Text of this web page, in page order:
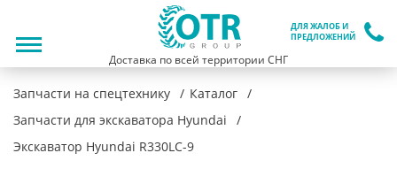
ДЛЯ ЖАЛОБ И
ПРЕДЛОЖЕНИЙ
Доставка по всей территории СНГ
Запчасти на спецтехнику
Каталог
Запчасти для экскаватора Hyundai
Экскаватор Hyundai R330LC-9